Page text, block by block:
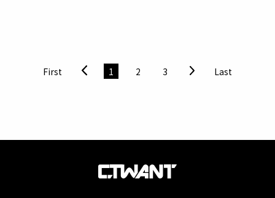
為主軸，希望打造跨世代都能投入的音樂場景，「特別是長
輩、叔叔阿姨、爺爺奶奶，希望大家都能來聽我唱歌」。許
First 1 2 3 Last